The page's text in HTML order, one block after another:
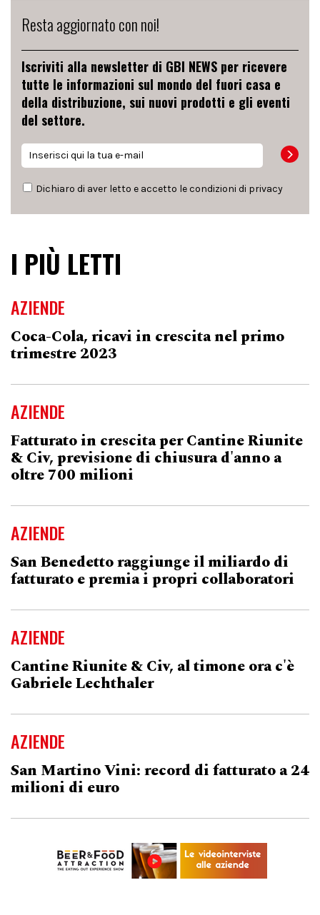
Resta aggiornato con noi!
Iscriviti alla newsletter di GBI NEWS per ricevere
tutte le informazioni sul mondo del fuori casa e
della distribuzione, sui nuovi prodotti e gli eventi
del settore.
Dichiaro di aver letto e accetto le condizioni di privacy
I PIÙ LETTI
AZIENDE
Coca-Cola, ricavi in crescita nel primo
trimestre 2023
AZIENDE
Fatturato in crescita per Cantine Riunite
& Civ, previsione di chiusura d'anno a
oltre 700 milioni
AZIENDE
San Benedetto raggiunge il miliardo di
fatturato e premia i propri collaboratori
AZIENDE
Cantine Riunite & Civ, al timone ora c'è
Gabriele Lechthaler
AZIENDE
San Martino Vini: record di fatturato a 24
milioni di euro